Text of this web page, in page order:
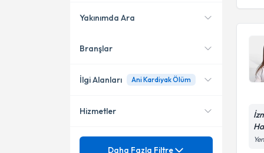
Karşıyaka
Çiğli
Yakınımda Ara
Konumuma yakın uzmanları
Branşlar
Kardiyoloji
İlgi Alanları Ani Kardiyak Ölüm
Akut Akciğer Ödemi
Hizmetler
Mezuniyet
Daha Fazla Filtre